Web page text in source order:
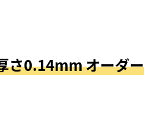
さ0.14mm オーダー